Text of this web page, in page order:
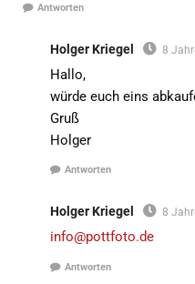
Antworten
Holger Kriegel 8
Hallo,
würde euch eins
Gruß
Holger
Antworten
Holger Kriegel 8
info@pottfoto.de
Antworten